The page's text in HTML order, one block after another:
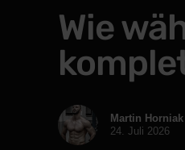
Wie
Martin Horniak
24. Juli 2026